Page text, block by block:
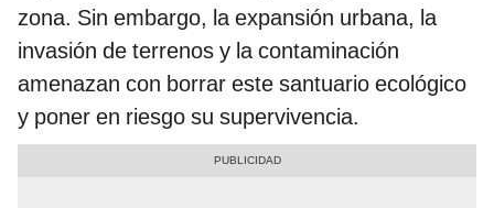
zona. Sin embargo, la expansión urbana, la
invasión de terrenos y la contaminación
amenazan con borrar este santuario ecológico
y poner en riesgo su supervivencia.